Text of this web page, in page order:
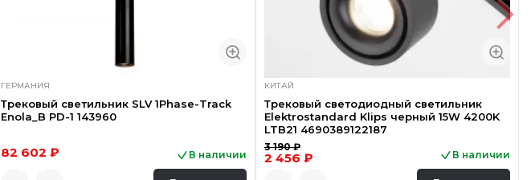
ГЕРМАНИЯ
Трековый светильник SLV 1Phase-Track
Enola_B PD-1 143960
82 602 ₽ В наличии
КИТАЙ
Трековый светодиодный светильник
Elektrostandard Klips черный 15W 4200K
LTB21 4690389122187
3 190 ₽
2 456 ₽ В наличии